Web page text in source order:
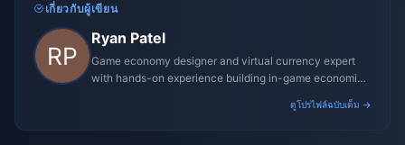
เกี่ยวกับผู้เขียน
Ryan Patel
Game economy designer and virtual currency expert
with hands-on experience building in-game economies
ดูโปรไฟล์ฉบับเต็ม →